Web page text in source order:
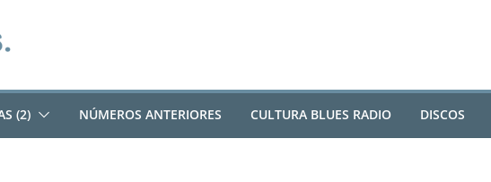
(2) NÚMEROS ANTERIORES CULTURA BLUES RADIO DISCOS